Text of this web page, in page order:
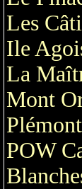
Les
Ile
La
Mont
POW